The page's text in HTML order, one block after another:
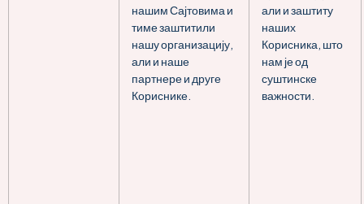
нашим Сајтовима и
тиме заштитили
нашу организацију,
али и наше
партнере и друге
Кориснике.
али и заштиту
наших
Корисника, што
нам је од
суштинске
важности.